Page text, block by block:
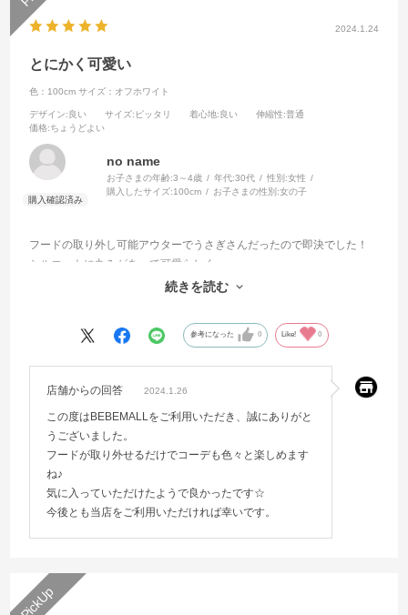
2024.1.24
とにかく可愛い
色：100cm サイズ：オフホワイト
デザイン:良い サイズ:ピッタリ 着心地:良い 伸縮性:普通
価格:ちょうどよい
no name
お子さまの年齢:3～4歳 年代:30代 性別:女性
購入したサイズ:100cm お子さまの性別:女の子
フードの取り外し可能アウターでうさぎさんだったので即決でした！
シルエットに丸みがあって可愛らしく
フード取り外し可能なのでコーデのテーマに合わせてつけたいです！
続きを読む
参考になった 0 Like! 0
店舗からの回答 2024.1.26
この度はBEBEMALLをご利用いただき、誠にありがと
うございました。
フードが取り外せるだけでコーデも色々と楽しめます
ね♪
気に入っていただけたようで良かったです☆
今後とも当店をご利用いただければ幸いです。